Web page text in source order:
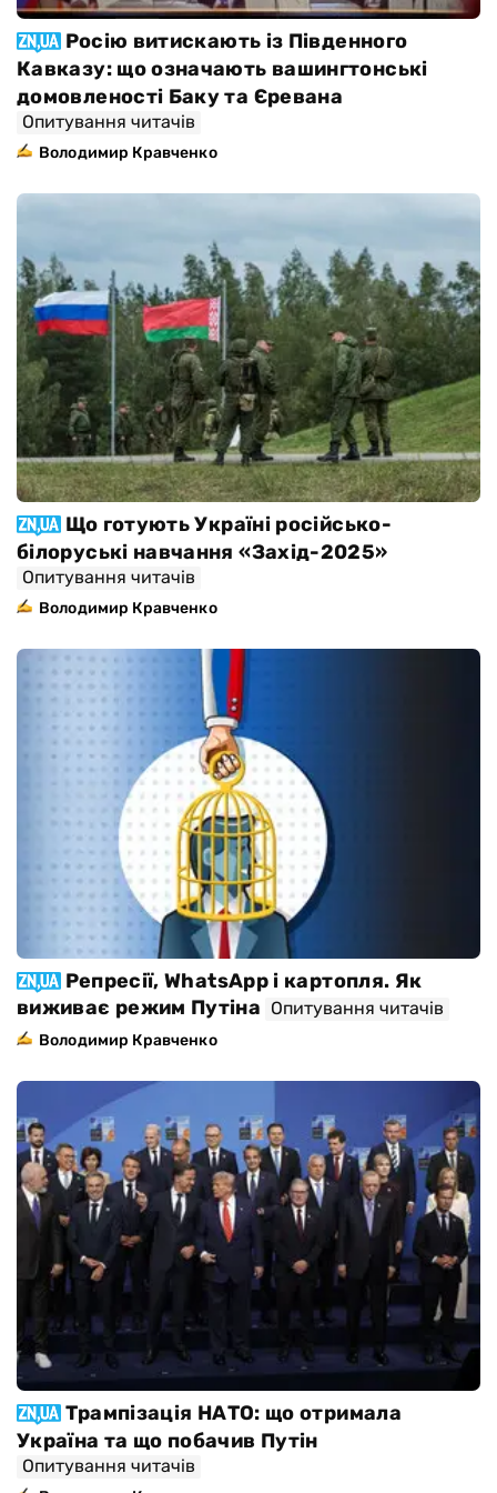
Росію витискають із Південного
Кавказу: що означають вашингтонські
домовленості Баку та Єревана
Опитування читачів
Володимир Кравченко
Що готують Україні російсько-
білоруські навчання «Захід-2025»
Опитування читачів
Володимир Кравченко
Репресії, WhatsApp і картопля. Як
виживає режим Путіна Опитування читачів
Володимир Кравченко
Трампізація НАТО: що отримала
Україна та що побачив Путін
Опитування читачів